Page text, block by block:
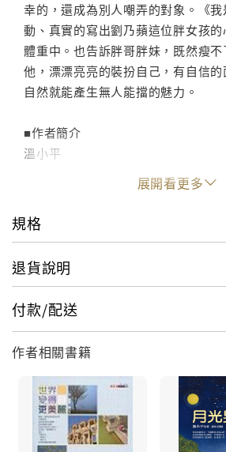
幸的，還成為別人嘲弄的對象。《
動、真實的寫出劉乃蘋這位胖女孩
體重中。也告訴胖哥胖妹，既然瘦
他，漂漂亮亮的裝扮自己，有自信的
自然就能產生無人能擋的魅力。
■作者簡介
溫小平
她的年齡－－童心未泯，她的體重－
愛心－－如假包換，她的胃口－－能
十多本感動人心的書。包括︰小說《
主》、《玫瑰巧克力》等；散文《
西、去稀奇古怪的地方冒險、拍各
Ｍ90.9）《天使不打烊》節目，在國
■本書目錄
自序：我也不喜歡別人叫我死胖子
胖女生也有戀愛的權利
原來，失戀是這一種滋味
哭死了，也不會有人同情你
展開看更多
規格
退貨說明
付款/配送
作者相關書籍